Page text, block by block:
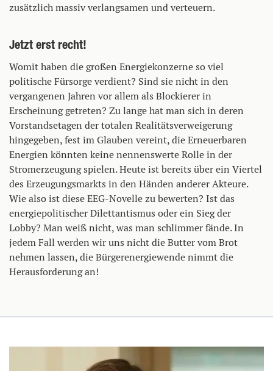
zusätzlich massiv verlangsamen und verteuern.
Jetzt erst recht!
Womit haben die großen Energiekonzerne so viel
politische Fürsorge verdient? Sind sie nicht in den
vergangenen Jahren vor allem als Blockierer in
Erscheinung getreten? Zu lange hat man sich in deren
Vorstandsetagen der totalen Realitätsverweigerung
hingegeben, fest im Glauben vereint, die Erneuerbaren
Energien könnten keine nennenswerte Rolle in der
Stromerzeugung spielen. Heute ist bereits über ein Viertel
des Erzeugungsmarkts in den Händen anderer Akteure.
Wie also ist diese EEG-Novelle zu bewerten? Ist das
energiepolitischer Dilettantismus oder ein Sieg der
Lobby? Man weiß nicht, was man schlimmer fände. In
jedem Fall werden wir uns nicht die Butter vom Brot
nehmen lassen, die Bürgerenergiewende nimmt die
Herausforderung an!